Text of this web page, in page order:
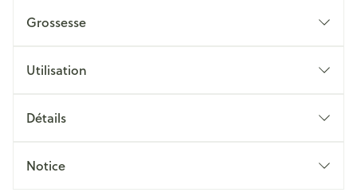
Grossesse
Utilisation
Détails
Notice